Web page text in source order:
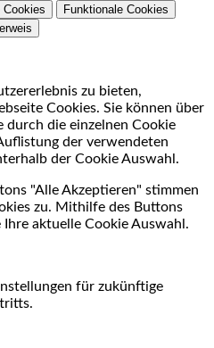
Cookies
Funktionale Cookies
zu bieten,
Cookies. Sie können über
durch die einzelnen Cookie
der verwendeten
der Cookie Auswahl.
"Alle Akzeptieren" stimmen
zu. Mithilfe des Buttons
Ihre aktuelle Cookie Auswahl.
für zukünftige